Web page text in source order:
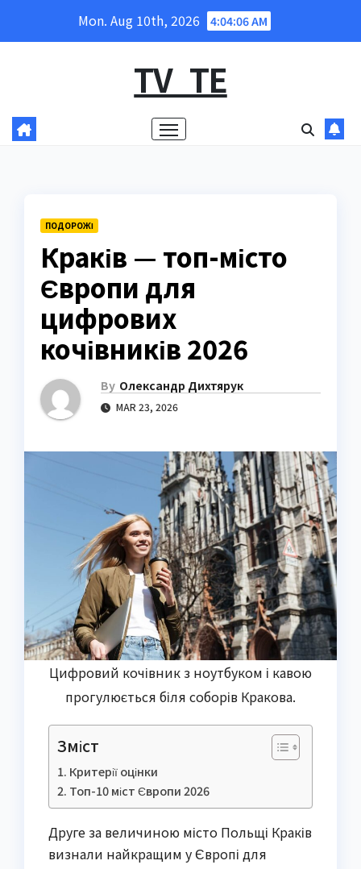
Mon. Aug 10th, 2026 4:04:08 AM
TV_TE
ПОДОРОЖІ
Краків — топ-місто
Європи для
цифрових
кочівників 2026
By Олександр Дихтярук
MAR 23, 2026
Цифровий кочівник з ноутбуком і кавою
прогулюється біля соборів Кракова.
Зміст
Критерії оцінки
Топ-10 міст Європи 2026
Друге за величиною місто Польщі Краків
визнали найкращим у Європі для